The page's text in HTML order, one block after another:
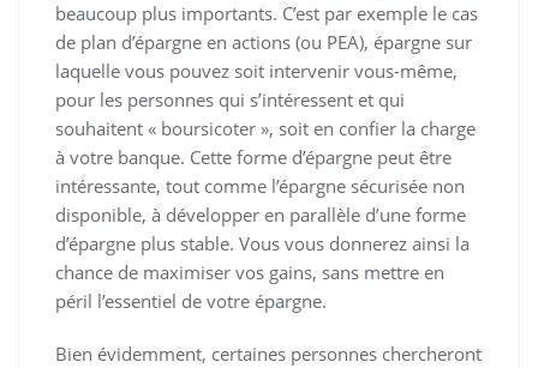
beaucoup plus importants. C’est par exemple le cas
de plan d’épargne en actions (ou PEA), épargne sur
laquelle vous pouvez soit intervenir vous-même,
pour les personnes qui s’intéressent et qui
souhaitent « boursicoter », soit en confier la charge
à votre banque. Cette forme d’épargne peut être
intéressante, tout comme l’épargne sécurisée non
disponible, à développer en parallèle d’une forme
d’épargne plus stable. Vous vous donnerez ainsi la
chance de maximiser vos gains, sans mettre en
péril l’essentiel de votre épargne.
Bien évidemment, certaines personnes chercheront